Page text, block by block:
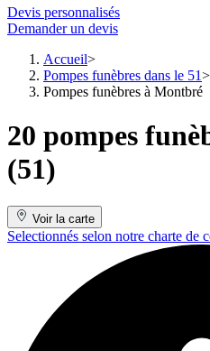
Devis personnalisés
Demander un devis
Accueil
Pompes funèbres dans le 51
Pompes funèbres à Montbré
20 pompes
(51)
Voir la carte
Selectionnés selon notre charte de